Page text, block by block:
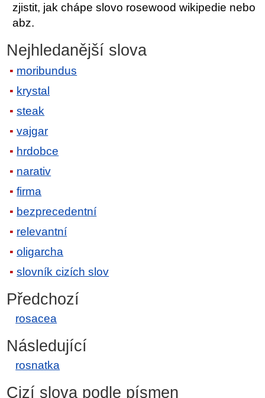
zjistit, jak chápe slovo rosewood wikipedie nebo
abz.
Nejhledanější slova
moribundus
krystal
steak
vajgar
hrdobce
narativ
firma
bezprecedentní
relevantní
oligarcha
slovník cizích slov
Předchozí
rosacea
Následující
rosnatka
Cizí slova podle písmen